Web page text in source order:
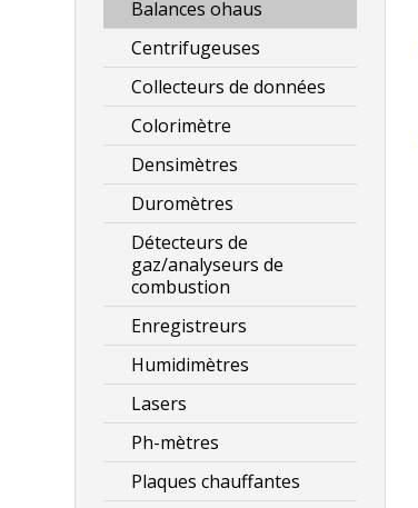
Balances ohaus
Centrifugeuses
Collecteurs de données
Colorimètre
Densimètres
Duromètres
Détecteurs de
gaz/analyseurs de
combustion
Enregistreurs
Humidimètres
Lasers
Ph-mètres
Plaques chauffantes